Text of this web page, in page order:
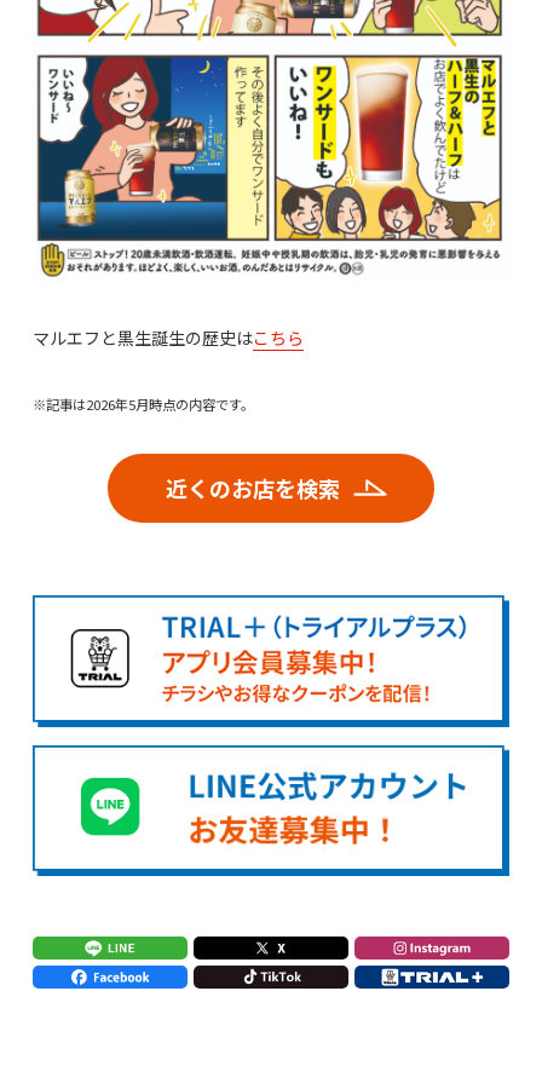
マルエフと黒生誕生の歴史はこちら
※記事は2026年5月時点の内容です。
近くのお店を検索